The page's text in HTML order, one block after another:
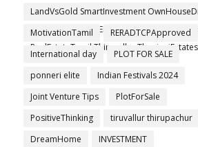
LandVsGold SmartInvestment
DTCPApproved RERARegistered
RealEstateTamil Thiruvallur ThanigaiEstates
MotivationTamil
RERADTCPApproved
International day
PLOT FOR SALE
ponneri elite
Indian Festivals 2024
Joint Venture Tips
PlotForSale
PositiveThinking
tiruvallur thirupachur
DreamHome
INVESTMENT